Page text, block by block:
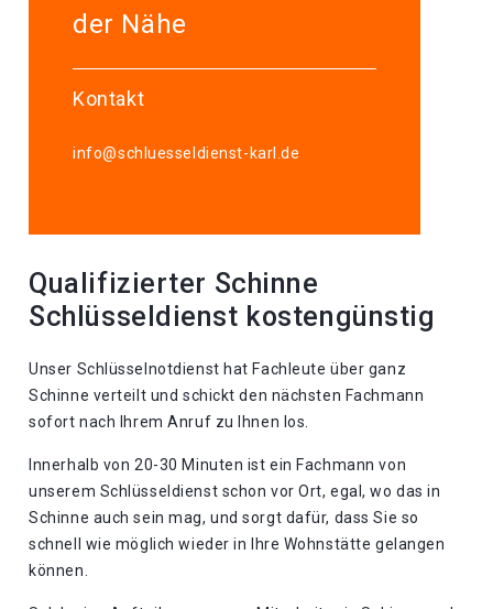
der Nähe
Kontakt
info@schluesseldienst-karl.de
Qualifizierter Schinne
Schlüsseldienst kostengünstig
Unser Schlüsselnotdienst hat Fachleute über ganz
Schinne verteilt und schickt den nächsten Fachmann
sofort nach Ihrem Anruf zu Ihnen los.
Innerhalb von 20-30 Minuten ist ein Fachmann von
unserem Schlüsseldienst schon vor Ort, egal, wo das in
Schinne auch sein mag, und sorgt dafür, dass Sie so
schnell wie möglich wieder in Ihre Wohnstätte gelangen
können.